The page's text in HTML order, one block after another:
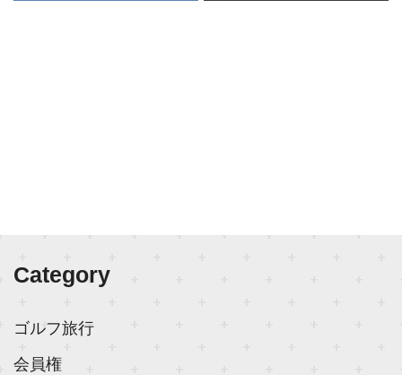
Category
ゴルフ旅行
会員権